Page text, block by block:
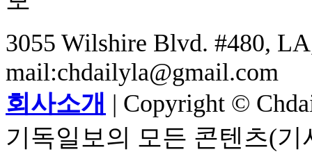
3055 Wilshire Blvd. #480,
mail:chdailyla@gmail.com
회사소개 | Copyright ©
기독일보의 모든 콘텐츠(